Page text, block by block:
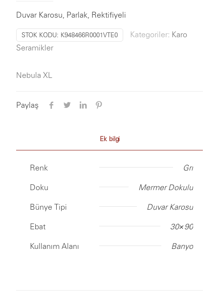
Duvar Karosu, Parlak, Rektifiyeli
STOK KODU: K948466R0001VTE0 Kategoriler: Karo
Seramikler
Nebula XL
Paylaş
Ek bilgi
Renk Gri
Doku Mermer Dokulu
Bünye Tipi Duvar Karosu
Ebat 30×90
Kullanım Alanı Banyo